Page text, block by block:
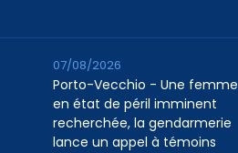
Porto-Vecchio - Une femme
en état de péril imminent
recherchée, la gendarmerie
lance un appel à témoins
07/08/2026